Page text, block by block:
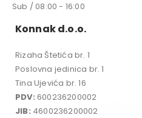
Sub / 08:00 - 16:00
Konnak d.o.o.
Rizaha Štetića br. 1
Poslovna jedinica br. 1
Tina Ujevića br. 16
PDV: 600236200002
JIB: 4600236200002